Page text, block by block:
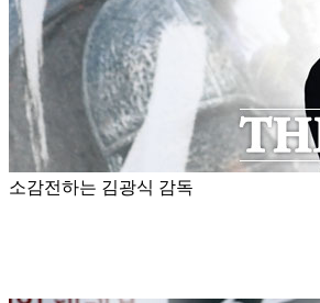
소감전하는 김광식 감독